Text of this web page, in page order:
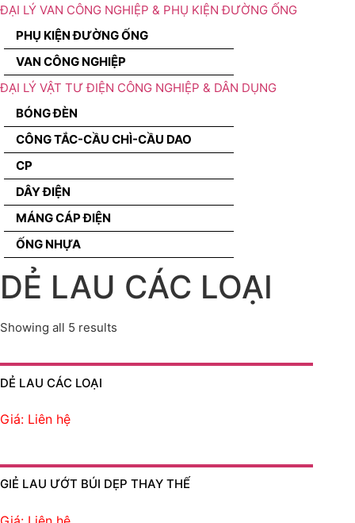
ĐẠI LÝ VAN CÔNG NGHIỆP & PHỤ KIỆN ĐƯỜNG ỐNG
PHỤ KIỆN ĐƯỜNG ỐNG
VAN CÔNG NGHIỆP
ĐẠI LÝ VẬT TƯ ĐIỆN CÔNG NGHIỆP & DÂN DỤNG
BÓNG ĐÈN
CÔNG TẮC-CẦU CHÌ-CẦU DAO
CP
DÂY ĐIỆN
MÁNG CÁP ĐIỆN
ỐNG NHỰA
DẺ LAU CÁC LOẠI
Showing all 5 results
DẺ LAU CÁC LOẠI
Giá: Liên hệ
GIẺ LAU ƯỚT BÚI DẸP THAY THẾ